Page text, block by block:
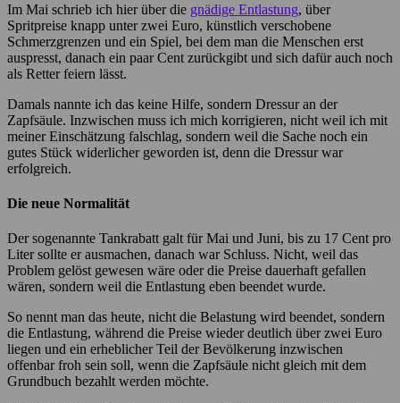
Im Mai schrieb ich hier über die gnädige Entlastung, über
Spritpreise knapp unter zwei Euro, künstlich verschobene
Schmerzgrenzen und ein Spiel, bei dem man die Menschen erst
auspresst, danach ein paar Cent zurückgibt und sich dafür auch noch
als Retter feiern lässt.
Damals nannte ich das keine Hilfe, sondern Dressur an der
Zapfsäule. Inzwischen muss ich mich korrigieren, nicht weil ich mit
meiner Einschätzung falschlag, sondern weil die Sache noch ein
gutes Stück widerlicher geworden ist, denn die Dressur war
erfolgreich.
Die neue Normalität
Der sogenannte Tankrabatt galt für Mai und Juni, bis zu 17 Cent pro
Liter sollte er ausmachen, danach war Schluss. Nicht, weil das
Problem gelöst gewesen wäre oder die Preise dauerhaft gefallen
wären, sondern weil die Entlastung eben beendet wurde.
So nennt man das heute, nicht die Belastung wird beendet, sondern
die Entlastung, während die Preise wieder deutlich über zwei Euro
liegen und ein erheblicher Teil der Bevölkerung inzwischen
offenbar froh sein soll, wenn die Zapfsäule nicht gleich mit dem
Grundbuch bezahlt werden möchte.